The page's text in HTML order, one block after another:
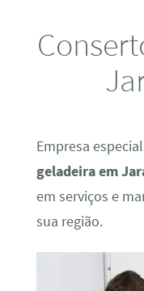
Empresa
geladeira em
em serviços e
sua região.